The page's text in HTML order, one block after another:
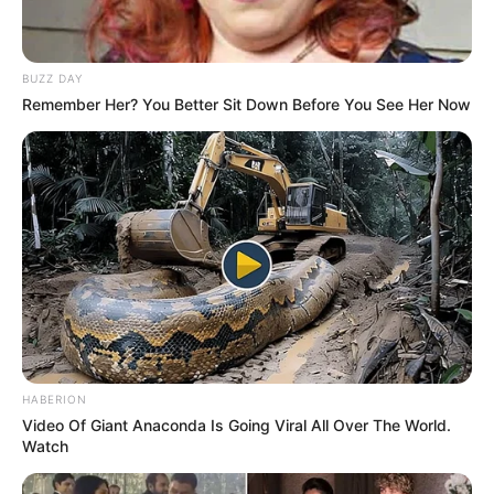
der beliebtesten Sehenswürdigkeiten am Mittelrhein.
Wahrzeichen der Stadt ist dieRuine der gotischen
Wernerkapelle.
Mit der Personenfähre von Kaub aus zur
Insel mit der Burg Pfalzgrafenstein zu
fahren ist immer ein Erlebnis. Die inmitten
des Rheins stehende Burg gehört zum UNESCO-
Welterbe Mittelrheintal.
Links zu sehenswerten Schlössern, Burgen und
Klosteranlagen in und um Koblenz, Lahnstein,
Nievern, Bad Ems, Becheln und Braubach:
Burg Lahneck - Die Burg steht gegenüber von
BUZZ DAY
Remember Her? You Better Sit Down Before You See Her Now
HABERION
Video Of Giant Anaconda Is Going Viral All Over The World.
Watch